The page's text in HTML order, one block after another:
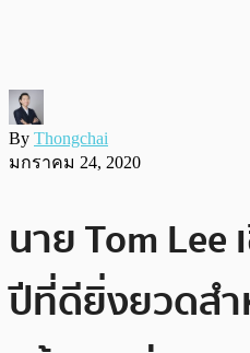
By Thongchai
มกราคม 24, 2020
นาย Tom Lee
ปีที่ดียิ่งยวดส